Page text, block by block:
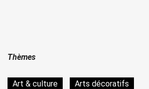
Thèmes
Art & culture
Arts décoratifs